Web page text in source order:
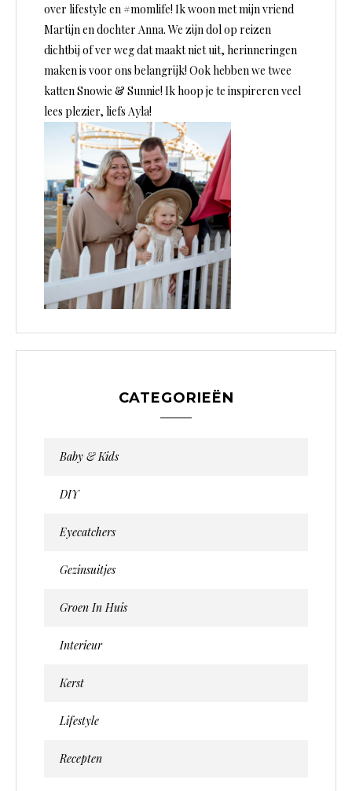
over lifestyle en #momlife! Ik woon met mijn vriend
Martijn en dochter Anna. We zijn dol op reizen
dichtbij of ver weg dat maakt niet uit, herinneringen
maken is voor ons belangrijk! Ook hebben we twee
katten Snowie & Sunnie! Ik hoop je te inspireren veel
lees plezier, liefs Ayla!
CATEGORIEËN
Baby & Kids
DIY
Eyecatchers
Gezinsuitjes
Groen In Huis
Interieur
Kerst
Lifestyle
Recepten